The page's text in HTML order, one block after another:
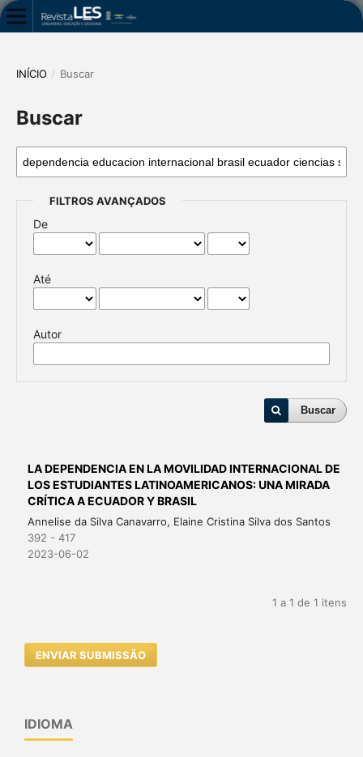
INÍCIO / Buscar
Buscar
FILTROS AVANÇADOS
De
Até
Autor
Buscar
LA DEPENDENCIA EN LA MOVILIDAD INTERNACIONAL DE
LOS ESTUDIANTES LATINOAMERICANOS: UNA MIRADA
CRÍTICA A ECUADOR Y BRASIL
Annelise da Silva Canavarro, Elaine Cristina Silva dos Santos
392 - 417
2023-06-02
1 a 1 de 1 itens
ENVIAR SUBMISSÃO
IDIOMA